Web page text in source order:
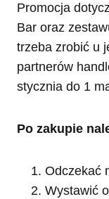
Promocja
Bar oraz
trzeba zrobić u
partnerów
stycznia do 1
Po zakupie
Odczekać
Wystawić